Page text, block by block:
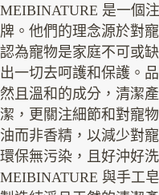
MEIBINATURE 是一個
牌。他們的理念源於對
認為寵物是家庭不可或
出一切去呵護和保護。
然且溫和的成分，清潔
潔，更關注細節和對寵
油而非香精，以減少對
環保無污染，且好沖好
MEIBINATURE 與手工